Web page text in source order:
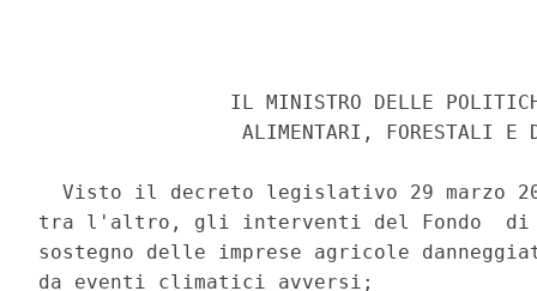
IL MINISTRO DELLE
ALIMENTARI, FORESTALI E
Visto il decreto legislativo 29 marzo
tra l'altro, gli interventi del Fondo  di
sostegno delle imprese agricole
da eventi climatici avversi;